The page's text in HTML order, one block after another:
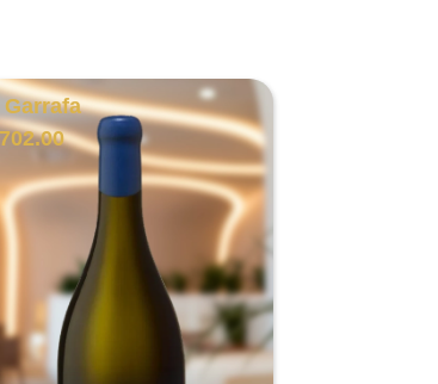
Garrafa
702.00